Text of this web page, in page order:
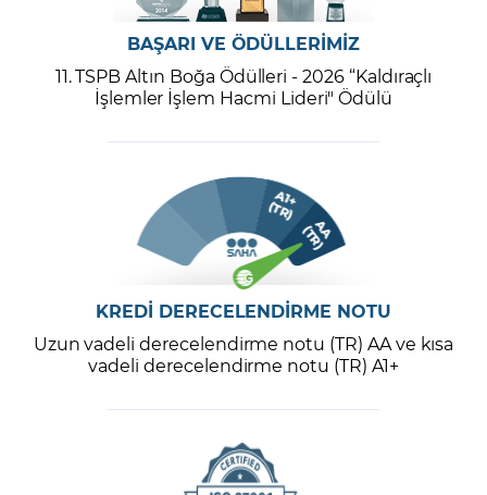
BAŞARI VE ÖDÜLLERİMİZ
11. TSPB Altın Boğa Ödülleri - 2026 “Kaldıraçlı
İşlemler İşlem Hacmi Lideri" Ödülü
KREDİ DERECELENDİRME NOTU
Uzun vadeli derecelendirme notu (TR) AA ve kısa
vadeli derecelendirme notu (TR) A1+